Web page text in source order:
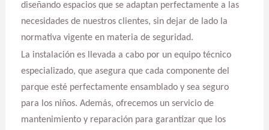
diseñando espacios que se adaptan perfectamente a las
necesidades de nuestros clientes, sin dejar de lado la
normativa vigente en materia de seguridad.
La instalación es llevada a cabo por un equipo técnico
especializado, que asegura que cada componente del
parque esté perfectamente ensamblado y sea seguro
para los niños. Además, ofrecemos un servicio de
mantenimiento y reparación para garantizar que los